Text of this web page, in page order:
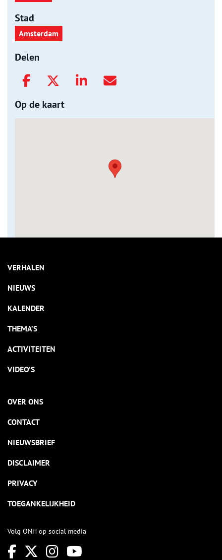
Stad
Amsterdam
Delen
Op de kaart
VERHALEN
NIEUWS
KALENDER
THEMA’S
ACTIVITEITEN
VIDEO’S
OVER ONS
CONTACT
NIEUWSBRIEF
DISCLAIMER
PRIVACY
TOEGANKELIJKHEID
Volg ONH op social media